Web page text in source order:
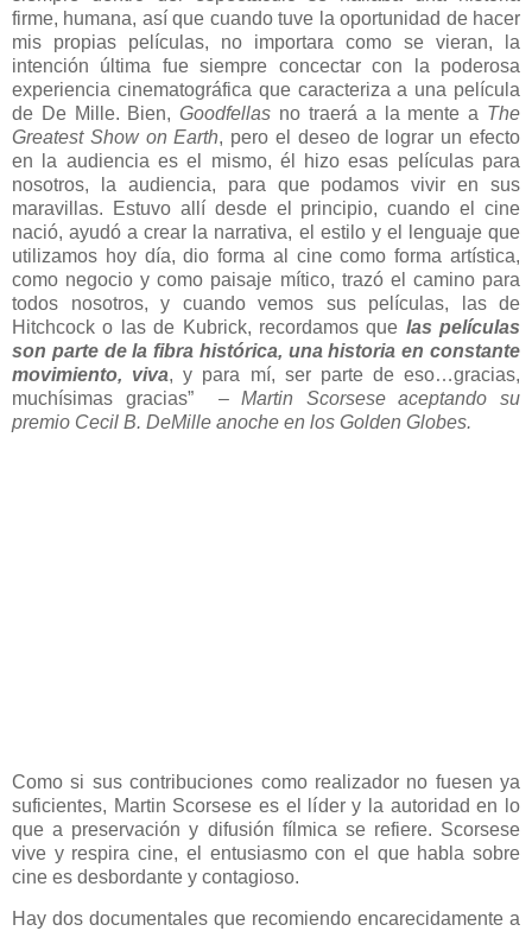
firme, humana, así que cuando tuve la oportunidad de hacer
mis propias películas, no importara como se vieran, la
intención última fue siempre concectar con la poderosa
experiencia cinematográfica que caracteriza a una película
de De Mille. Bien,Goodfellas no traerá a la mente a The
Greatest Show on Earth, pero el deseo de lograr un efecto
en la audiencia es el mismo, él hizo esas películas para
nosotros, la audiencia, para que podamos vivir en sus
maravillas. Estuvo allí desde el principio, cuando el cine
nació, ayudó a crear la narrativa, el estilo y el lenguaje que
utilizamos hoy día, dio forma al cine como forma artística,
como negocio y como paisaje mítico, trazó el camino para
todos nosotros, y cuando vemos sus películas, las de
Hitchcock o las de Kubrick, recordamos que las películas
son parte de la fibra histórica, una historia en constante
movimiento, viva, y para mí, ser parte de eso…gracias,
muchísimas gracias” –Martin Scorsese aceptando su
premio Cecil B. DeMille anoche en los Golden Globes.
Como si sus contribuciones como realizador no fuesen ya
suficientes, Martin Scorsese es el líder y la autoridad en lo
que a preservación y difusión fílmica se refiere. Scorsese
vive y respira cine, el entusiasmo con el que habla sobre
cine es desbordante y contagioso.
Hay dos documentales que recomiendo encarecidamente a